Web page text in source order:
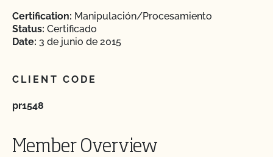
Certification: Manipulación/Procesamiento
Status: Certificado
Date: 3 de junio de 2015
CLIENT CODE
pr1548
Member Overview